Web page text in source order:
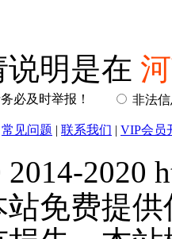
明是在
必及时举报！ 非法
常见问题 | 联系我们 | VIP会员
2020
免费提